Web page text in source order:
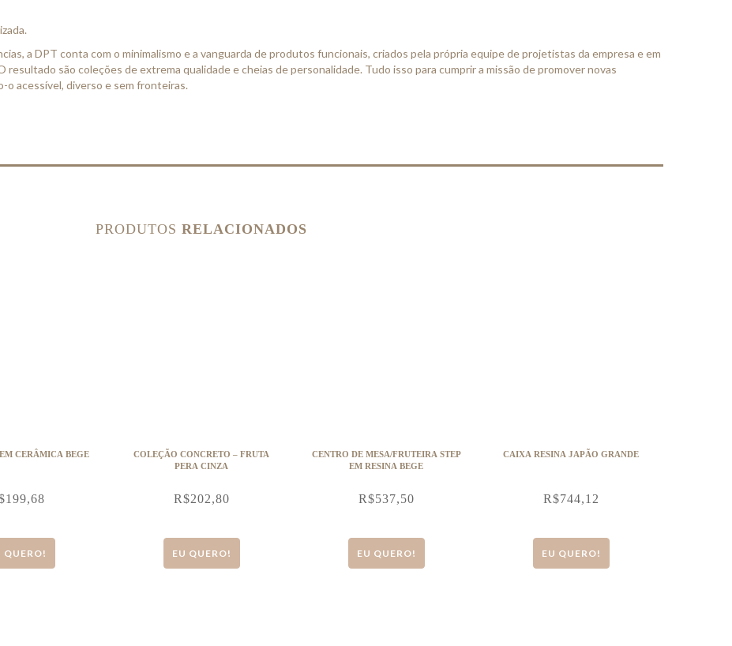
a DPT conta com o minimalismo e a vanguarda de produtos funcionais, criados pela própria equipe de projetistas da empresa e em
são coleções de extrema qualidade e cheias de personalidade. Tudo isso para cumprir a missão de promover novas
o acessível, diverso e sem fronteiras.
PRODUTOS RELACIONADOS
CERÂMICA BEGE
199,68
QUERO!
COLEÇÃO CONCRETO – FRUTA
PERA CINZA
R$202,80
EU QUERO!
CENTRO DE MESA/FRUTEIRA STEP
EM RESINA BEGE
R$537,50
EU QUERO!
CAIXA RESINA JAPÃO GRANDE
R$744,12
EU QUERO!